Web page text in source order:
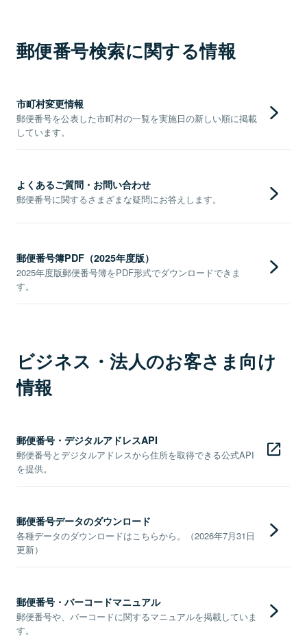
郵便番号検索に関する情報
市町村変更情報
郵便番号を公表した市町村の一覧を実施日の新しい順に掲載
しています。
よくあるご質問・お問い合わせ
郵便番号に関するさまざまな疑問にお答えします。
郵便番号簿PDF（2025年度版）
2025年度版郵便番号簿をPDF形式でダウンロードできま
す。
ビジネス・法人のお客さま向け
情報
郵便番号・デジタルアドレスAPI
郵便番号とデジタルアドレスから住所を取得できる公式API
を提供。
郵便番号データのダウンロード
各種データのダウンロードはこちらから。（2026年7月31日
更新）
郵便番号・バーコードマニュアル
郵便番号や、バーコードに関するマニュアルを掲載していま
す。